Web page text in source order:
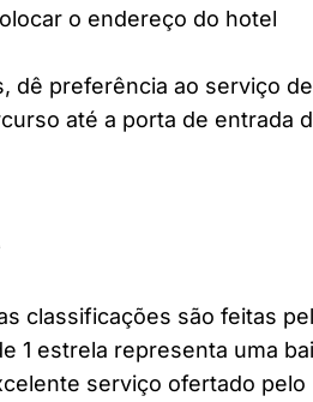
o endereço do hotel
dê preferência ao serviço de
até a porta de entrada
classificações são feitas
1 estrela representa uma
serviço ofertado pelo